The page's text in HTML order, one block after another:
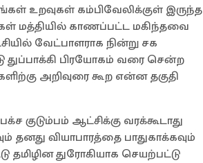
உறவுகள் கம்பிவேலிக்குள் இருந்த
மத்தியில் காணப்பட்ட மகிந்தவை
வேட்பாளராக நின்று சக
துப்பாக்கி பிரயோகம் வரை சென்ற
அறிவுரை கூற என்ன தகுதி
குடும்பம் ஆட்சிக்கு வரக்கூடாது
வியாபாரத்தை பாதுகாக்கவும்
தமிழின துரோகியாக செயற்பட்டு